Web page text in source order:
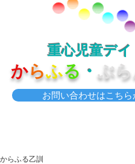
重心児童デイ
からふる ・ ぶ
お問い合わせはこちら
からふる乙訓